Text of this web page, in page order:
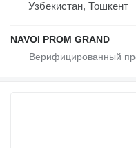
Узбекистан, Тошкент
NAVOI PROM GRAND